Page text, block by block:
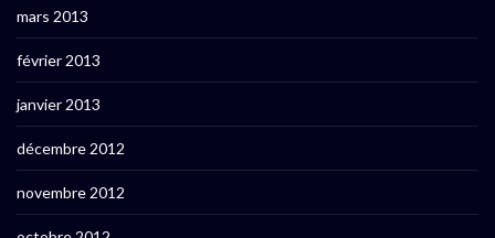
mars 2013
février 2013
janvier 2013
décembre 2012
novembre 2012